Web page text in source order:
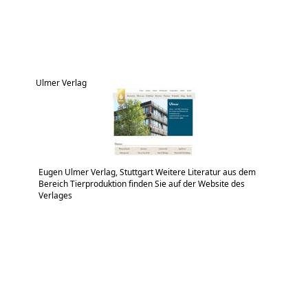
Ulmer Verlag
Eugen Ulmer Verlag, Stuttgart Weitere Literatur aus dem
Bereich Tierproduktion finden Sie auf der Website des
Verlages